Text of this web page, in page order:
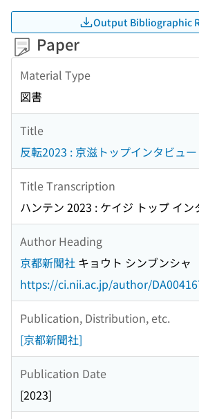
Output Bibliographic
Paper
Material Type
図書
Title
反転2023 : 京滋トップインタビュー
Title Transcription
ハンテン 2023 : ケイジ トップ イン
Author Heading
京都新聞社 キョウト シンブンシャ
https://ci.nii.ac.jp/author/
Publication, Distribution, etc.
[京都新聞社]
Publication Date
[2023]